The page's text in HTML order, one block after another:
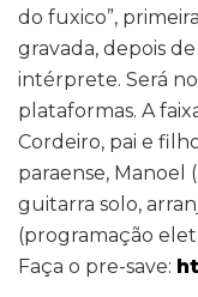
do fuxico”,
gravada, depois
intérprete. Será
plataformas. A
Cordeiro, pai e
paraense, Manoel
guitarra solo,
(programação
Faça o pre-save: